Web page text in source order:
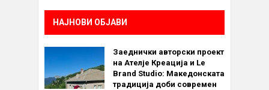
НАЈНОВИ ОБЈАВИ
Заеднички авторски проект
на Ателје Креација и Le
Brand Studio: Македонската
традиција доби современ